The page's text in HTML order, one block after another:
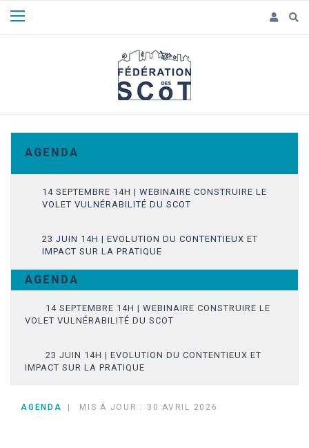
A G E N D A
14 SEPTEMBRE 14H | WEBINAIRE CONSTRUIRE LE
VOLET VULNÉRABILITÉ DU SCOT
23 JUIN 14H | EVOLUTION DU CONTENTIEUX ET
IMPACT SUR LA PRATIQUE
A G E N D A
14 SEPTEMBRE 14H | WEBINAIRE CONSTRUIRE LE
VOLET VULNÉRABILITÉ DU SCOT
23 JUIN 14H | EVOLUTION DU CONTENTIEUX ET
IMPACT SUR LA PRATIQUE
AGENDA MIS À JOUR : 30 AVRIL 2026